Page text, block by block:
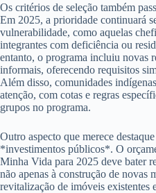
Os critérios de seleção também
Em 2025, a prioridade continuará
vulnerabilidade, como aquelas
integrantes com deficiência ou
entanto, o programa incluiu novas
informais, oferecendo requisitos
Além disso, comunidades
atenção, com cotas e regras
grupos no programa.
Outro aspecto que merece
*investimentos públicos*. O
Minha Vida para 2025 deve bater
não apenas à construção de novas
revitalização de imóveis existentes